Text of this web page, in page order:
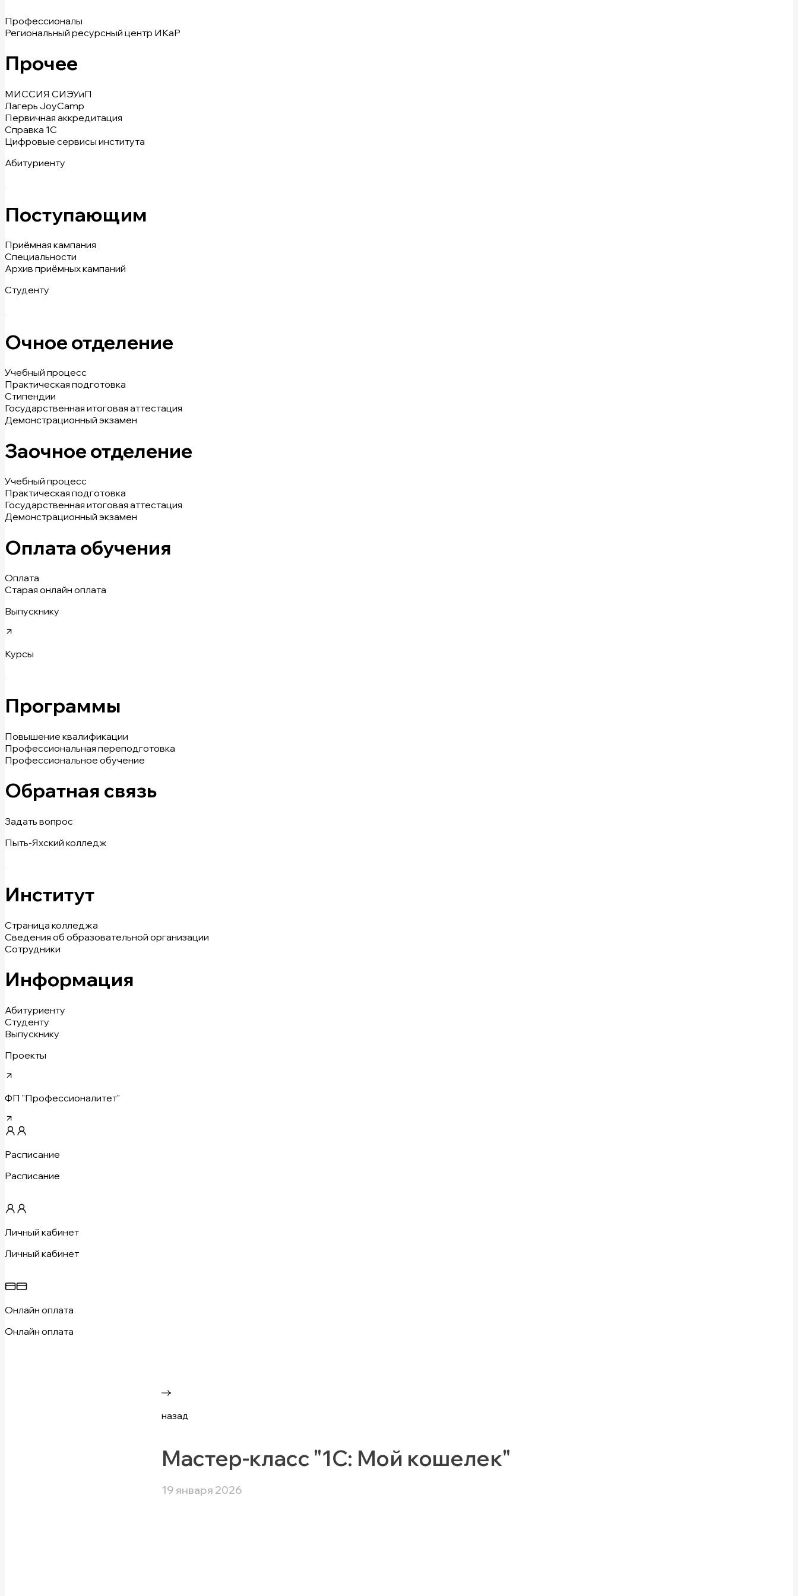
Профессионалы
Региональный ресурсный центр ИКаР
Прочее
МИССИЯ СИЭУиП
Лагерь JoyCamp
Первичная аккредитация
Справка 1С
Цифровые сервисы института
Абитуриенту
Поступающим
Приёмная кампания
Специальности
Архив приёмных кампаний
Студенту
Очное отделение
Учебный процесс
Практическая подготовка
Стипендии
Государственная итоговая аттестация
Демонстрационный экзамен
Заочное отделение
Учебный процесс
Практическая подготовка
Государственная итоговая аттестация
Демонстрационный экзамен
Оплата обучения
Оплата
Старая онлайн оплата
Выпускнику
Курсы
Программы
Повышение квалификации
Профессиональная переподготовка
Профессиональное обучение
Обратная связь
Задать вопрос
Пыть-Яхский колледж
Институт
Страница колледжа
Сведения об образовательной организации
Сотрудники
Информация
Абитуриенту
Студенту
Выпускнику
Проекты
ФП "Профессионалитет"
Расписание
Расписание
Личный кабинет
Личный кабинет
Онлайн оплата
Онлайн оплата
назад
Мастер-класс "1С: Мой кошелек"
19 января 2026